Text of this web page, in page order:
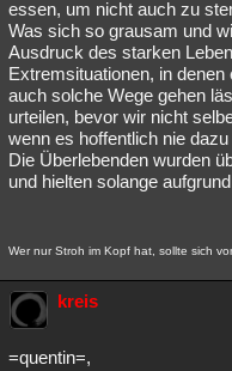
essen, um nicht auch zu
Was sich so grausam und
Ausdruck des starken
Extremsituationen, in
auch solche Wege gehen
urteilen, bevor wir nicht
wenn es hoffentlich nie
Die Überlebenden wurden
und hielten solange
Wer nur Stroh im Kopf hat, sollte sich
kreis
=quentin=,